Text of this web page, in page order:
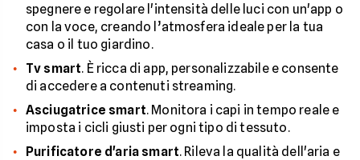
spegnere e regolare l'intensità delle luci con un'app o
con la voce, creando l’atmosfera ideale per la tua
casa o il tuo giardino.
Tv smart. È ricca di app, personalizzabile e consente
di accedere a contenuti streaming.
Asciugatrice smart. Monitora i capi in tempo reale e
imposta i cicli giusti per ogni tipo di tessuto.
Purificatore d'aria smart. Rileva la qualità dell'aria e